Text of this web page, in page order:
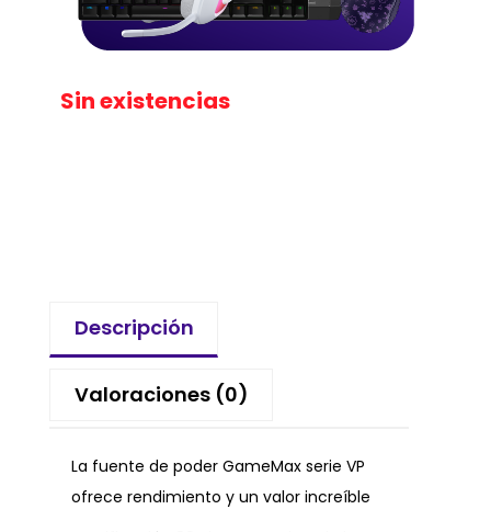
Sin existencias
Descripción
Valoraciones (0)
La fuente de poder GameMax serie VP
ofrece rendimiento y un valor increíble